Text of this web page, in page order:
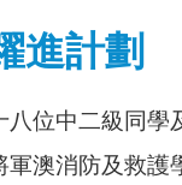
進計劃
八位中二級同學
軍澳消防及救護